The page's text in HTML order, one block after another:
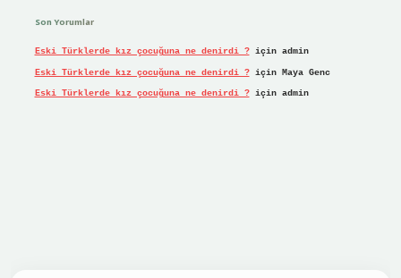
Son Yorumlar
Eski Türklerde kız çocuğuna ne denirdi ?için admin
Eski Türklerde kız çocuğuna ne denirdi ?için Maya Genc
Eski Türklerde kız çocuğuna ne denirdi ?için admin